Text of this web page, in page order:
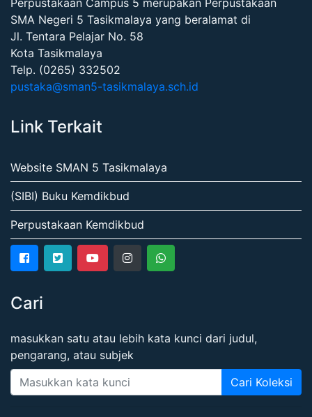
SMA Negeri 5 Tasikmalaya yang beralamat di
Jl. Tentara Pelajar No. 58
Kota Tasikmalaya
Telp. (0265) 332502
pustaka@sman5-tasikmalaya.sch.id
Link Terkait
Website SMAN 5 Tasikmalaya
(SIBI) Buku Kemdikbud
Perpustakaan Kemdikbud
Cari
masukkan satu atau lebih kata kunci dari judul,
pengarang, atau subjek
Cari Koleksi